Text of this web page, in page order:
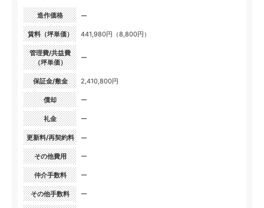
造作価格 ー
賃料（坪単価） 441,980円（8,800円）
管理費/共益費
（坪単価）
ー
保証金/敷金 2,410,800円
償却 ー
礼金 ー
更新料/再契約料 ー
その他費用 ー
仲介手数料 ー
その他手数料 ー